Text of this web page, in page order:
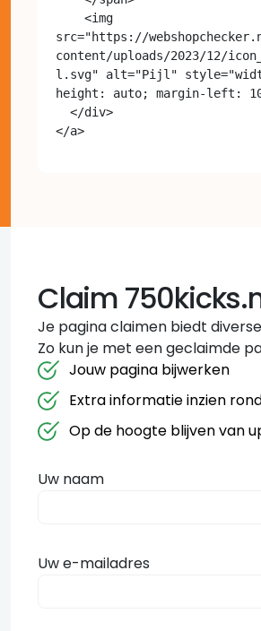
src="https://
content/uploads/2023/12/
l.svg" alt="Pijl"
height: auto; margin-left:
Claim
Je pagina claimen biedt
Zo kun je met een geclaimde
Jouw pagina bijwerken
Extra informatie inzien
Op de hoogte blijven van
Uw naam
Uw e-mailadres